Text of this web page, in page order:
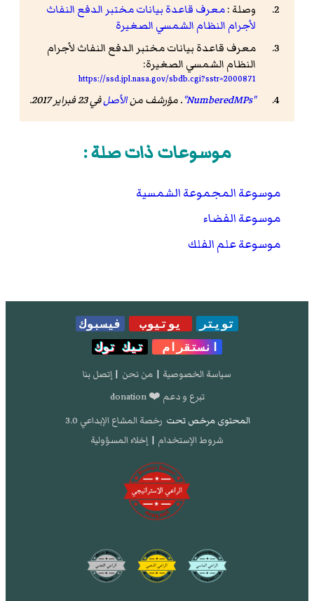
وصلة :معرف قاعدة بيانات مختبر الدفع النفاث
لأجرام النظام الشمسي الصغيرة
معرف قاعدة بيانات مختبر الدفع النفاث لأجرام
النظام الشمسي الصغيرة:
https://ssd.jpl.nasa.gov/sbdb.cgi?sstr=2000871
"NumberedMPs" . مؤرشف منالأصلفي 23 فبراير 2017 .
موسوعات ذات صلة :
موسوعة المجموعة الشمسية
موسوعة الفضاء
موسوعة علم الفلك
تويتر يوتيوب
فيسبوك
انستقرام
تيك توك
سياسة الخصوصية | من نحن | إتصل بنا
تبرع و دعم ❤️ donation
المحتوى مرخص تحت رخصة المشاع الإبداعي 3.0
شروط الإستخدام | إخلاء المسؤولية